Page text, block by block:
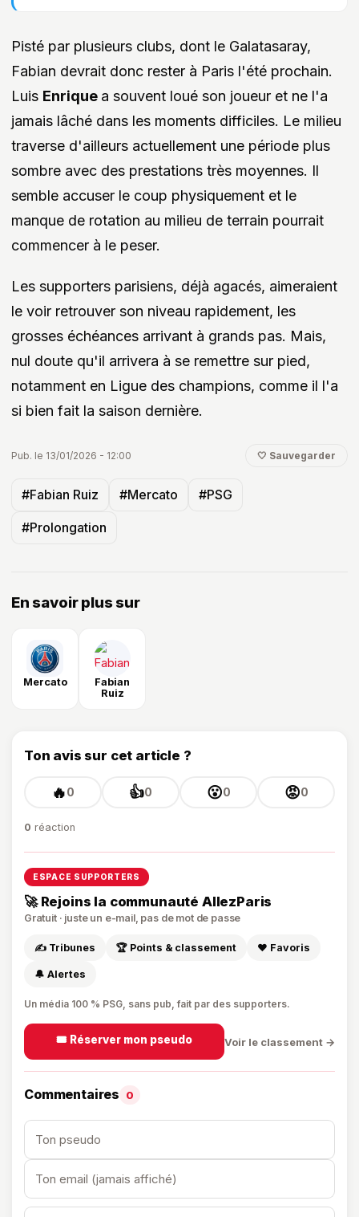
Pisté par plusieurs clubs, dont le Galatasaray,
Fabian devrait donc rester à Paris l'été prochain.
Luis Enrique a souvent loué son joueur et ne l'a
jamais lâché dans les moments difficiles. Le milieu
traverse d'ailleurs actuellement une période plus
sombre avec des prestations très moyennes. Il
semble accuser le coup physiquement et le
manque de rotation au milieu de terrain pourrait
commencer à le peser.
Les supporters parisiens, déjà agacés, aimeraient
le voir retrouver son niveau rapidement, les
grosses échéances arrivant à grands pas. Mais,
nul doute qu'il arrivera à se remettre sur pied,
notamment en Ligue des champions, comme il l'a
si bien fait la saison dernière.
Pub. le 13/01/2026 - 12:00 🤍 Sauvegarder
#Fabian Ruiz #Mercato #PSG
#Prolongation
En savoir plus sur
Mercato
Fabian
Ruiz
Ton avis sur cet article ?
🔥0 👍0 😮0 😡0
0 réaction
ESPACE SUPPORTERS
🚀 Rejoins la communauté AllezParis
Gratuit · juste un e-mail, pas de mot de passe
✍️ Tribunes 🏆 Points & classement ❤️ Favoris
🔔 Alertes
Un média 100 % PSG, sans pub, fait par des supporters.
🎟️ Réserver mon pseudo Voir le classement →
Commentaires 0